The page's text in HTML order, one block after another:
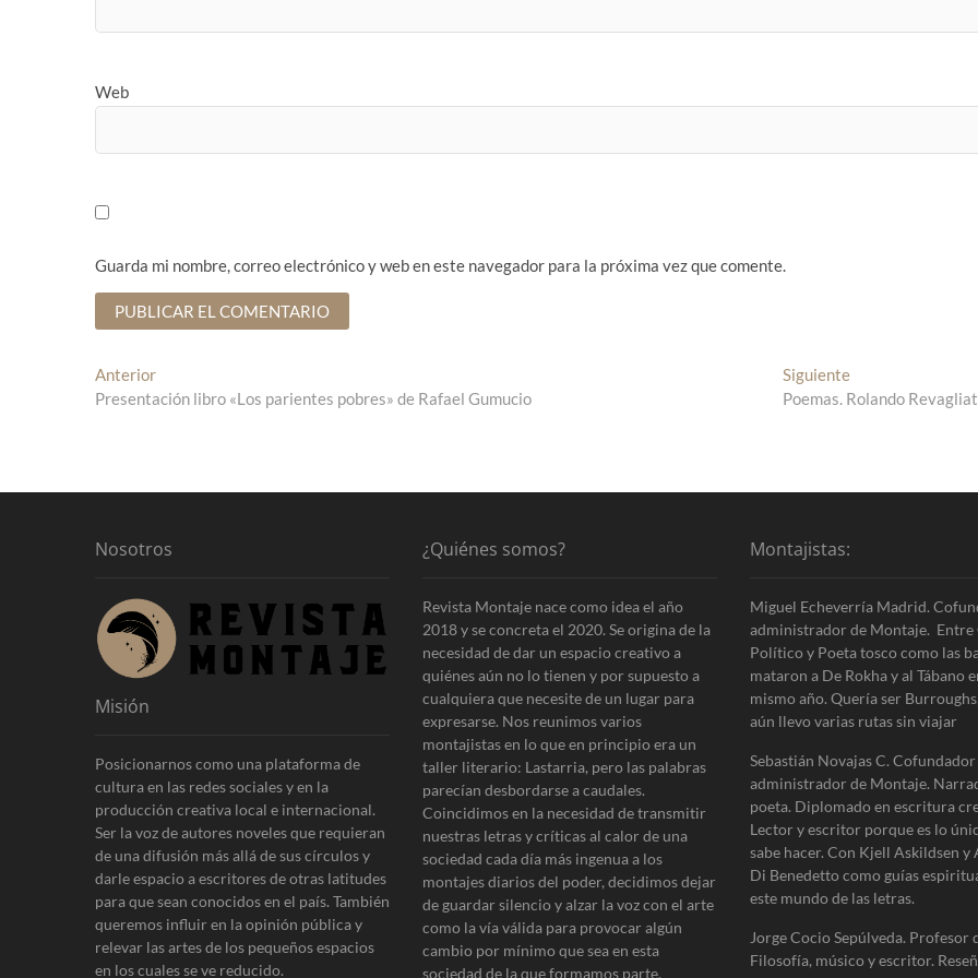
Web
Guarda mi nombre, correo electrónico y web en este navegador para la próxima vez que comente.
N
a
e
a
i
ó
n
e
e
n
t
r
a
Anterior
n
d
a
e
r
i
Presentación libro «Los parientes pobres» de Rafael Gumucio
Siguiente
n
d
u
i
e
n
:
Poemas. Rolando
Nosotros
Misión
Posicionarnos como una plataforma de
cultura en las redes sociales y en la
producción creativa local e internacional.
Ser la voz de autores noveles que requieran
de una difusión más allá de sus círculos y
darle espacio a escritores de otras latitudes
para que sean conocidos en el país. También
queremos influir en la opinión pública y
relevar las artes de los pequeños espacios
en los cuales se ve reducido.
¿Quiénes somos?
Revista Montaje nace como idea el año
2018 y se concreta el 2020. Se origina de la
necesidad de dar un espacio creativo a
quiénes aún no lo tienen y por supuesto a
cualquiera que necesite de un lugar para
expresarse. Nos reunimos varios
montajistas en lo que en principio era un
taller literario: Lastarria, pero las palabras
parecían desbordarse a caudales.
Coincidimos en la necesidad de transmitir
nuestras letras y críticas al calor de una
sociedad cada día más ingenua a los
montajes diarios del poder, decidimos dejar
de guardar silencio y alzar la voz con el arte
como la vía válida para provocar algún
cambio por mínimo que sea en esta
sociedad de la que formamos parte.
Montajistas:
Miguel Echeverría Madrid.
administrador de Montaje. Entre
Político y Poeta tosco como las
mataron a De Rokha y al Tábano
mismo año. Quería ser
aún llevo varias rutas sin viajar
Sebastián Novajas C.
administrador de Montaje.
poeta. Diplomado en escritura
Lector y escritor porque es lo
sabe hacer. Con Kjell Askildsen y
Di Benedetto como guías
este mundo de las letras.
Jorge Cocio Sepúlveda. Profesor
Filosofía, músico y escritor.